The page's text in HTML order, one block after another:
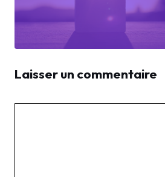
Laisser un commentaire